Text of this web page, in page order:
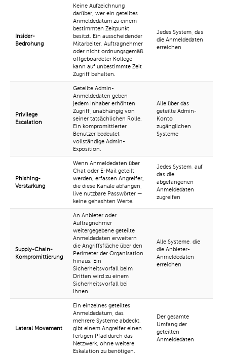
Insider-
Bedrohung
Keine Aufzeichnung
darüber, wer ein geteiltes
Anmeldedatum zu einem
bestimmten Zeitpunkt
besitzt. Ein ausscheidender
Mitarbeiter, Auftragnehmer
oder nicht ordnungsgemäß
offgeboardeter Kollege
kann auf unbestimmte Zeit
Zugriff behalten.
Jedes System, das
die Anmeldedaten
erreichen
Privilege
Escalation
Geteilte Admin-
Anmeldedaten geben
jedem Inhaber erhöhten
Zugriff, unabhängig von
seiner tatsächlichen Rolle.
Ein kompromittierter
Benutzer bedeutet
vollständige Admin-
Exposition.
Alle über das
geteilte Admin-
Konto
zugänglichen
Systeme
Phishing-
Verstärkung
Wenn Anmeldedaten über
Chat oder E-Mail geteilt
werden, erfassen Angreifer,
die diese Kanäle abfangen,
live nutzbare Passwörter —
keine gehashten Werte.
Jedes System, auf
das die
abgefangenen
Anmeldedaten
zugreifen
Supply-Chain-
Kompromittierung
An Anbieter oder
Auftragnehmer
weitergegebene geteilte
Anmeldedaten erweitern
die Angriffsfläche über den
Perimeter der Organisation
hinaus. Ein
Sicherheitsvorfall beim
Dritten wird zu einem
Sicherheitsvorfall bei
Ihnen.
Alle Systeme, die
die Anbieter-
Anmeldedaten
erreichen
Lateral Movement
Ein einzelnes geteiltes
Anmeldedatum, das
mehrere Systeme abdeckt,
gibt einem Angreifer einen
fertigen Pfad durch das
Netzwerk, ohne weitere
Eskalation zu benötigen.
Der gesamte
Umfang der
geteilten
Anmeldedaten